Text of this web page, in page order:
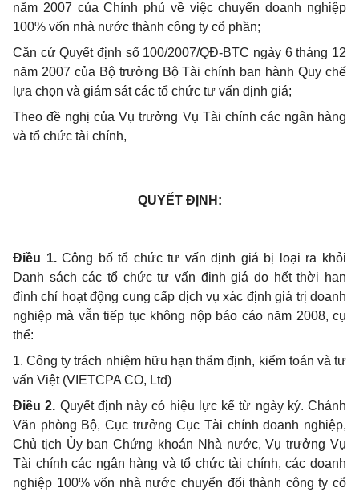
năm 2007 của Chính phủ về việc chuyển doanh nghiệp
100% vốn nhà nước thành công ty cổ phần;
Căn cứ Quyết định số 100/2007/QĐ-BTC ngày 6 tháng 12
năm 2007 của Bộ trưởng Bộ Tài chính ban hành Quy chế
lựa chọn và giám sát các tổ chức tư vấn định giá;
Theo đề nghị của Vụ trưởng Vụ Tài chính các ngân hàng
và tổ chức tài chính,
QUYẾT ĐỊNH:
Điều 1.Công bố tổ chức tư vấn định giá bị loại ra khỏi
Danh sách các tổ chức tư vấn định giá do hết thời hạn
đình chỉ hoạt động cung cấp dịch vụ xác định giá trị doanh
nghiệp mà vẫn tiếp tục không nộp báo cáo năm 2008, cụ
thể:
1. Công ty trách nhiệm hữu hạn thẩm định, kiểm toán và tư
vấn Việt (VIETCPA CO, Ltd)
Điều 2. Quyết định này có hiệu lực kể từ ngày ký. Chánh
Văn phòng Bộ, Cục trưởng Cục Tài chính doanh nghiệp,
Chủ tịch Ủy ban Chứng khoán Nhà nước, Vụ trưởng Vụ
Tài chính các ngân hàng và tổ chức tài chính, các doanh
nghiệp 100% vốn nhà nước chuyển đổi thành công ty cổ